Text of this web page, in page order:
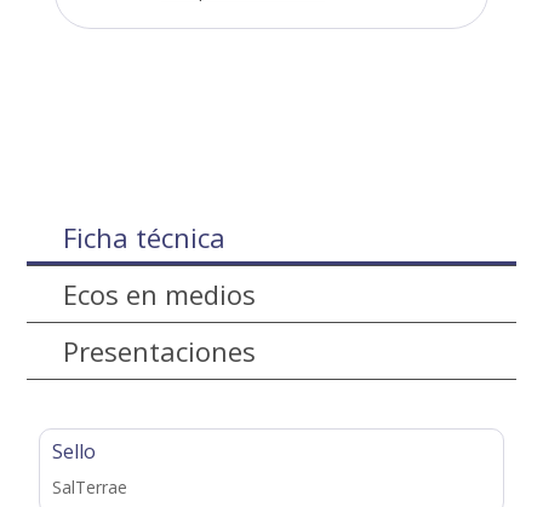
Ficha técnica
Ecos en medios
Presentaciones
Sello
SalTerrae